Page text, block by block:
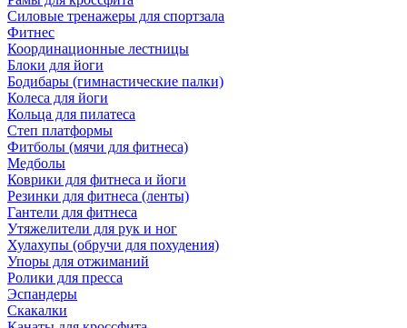
Силовые тренажеры для спортзала
Фитнес
Координационные лестницы
Блоки для йоги
Бодибары (гимнастические палки)
Колеса для йоги
Кольца для пилатеса
Степ платформы
Фитболы (мячи для фитнеса)
Медболы
Коврики для фитнеса и йоги
Резинки для фитнеса (ленты)
Гантели для фитнеса
Утяжелители для рук и ног
Хулахупы (обручи для похудения)
Упоры для отжиманий
Ролики для пресса
Эспандеры
Скакалки